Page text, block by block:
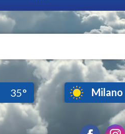
35° Milano